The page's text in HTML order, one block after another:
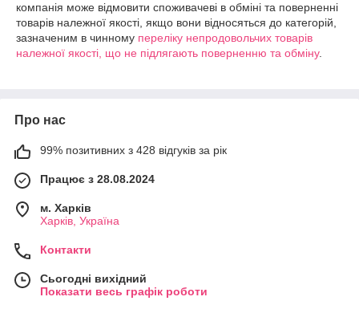
компанія може відмовити споживачеві в обміні та поверненні
товарів належної якості, якщо вони відносяться до категорій,
зазначеним в чинному переліку непродовольчих товарів
належної якості, що не підлягають поверненню та обміну.
Про нас
99% позитивних з 428 відгуків за рік
Працює з 28.08.2024
м. Харків
Харків, Україна
Контакти
Сьогодні вихідний
Показати весь графік роботи